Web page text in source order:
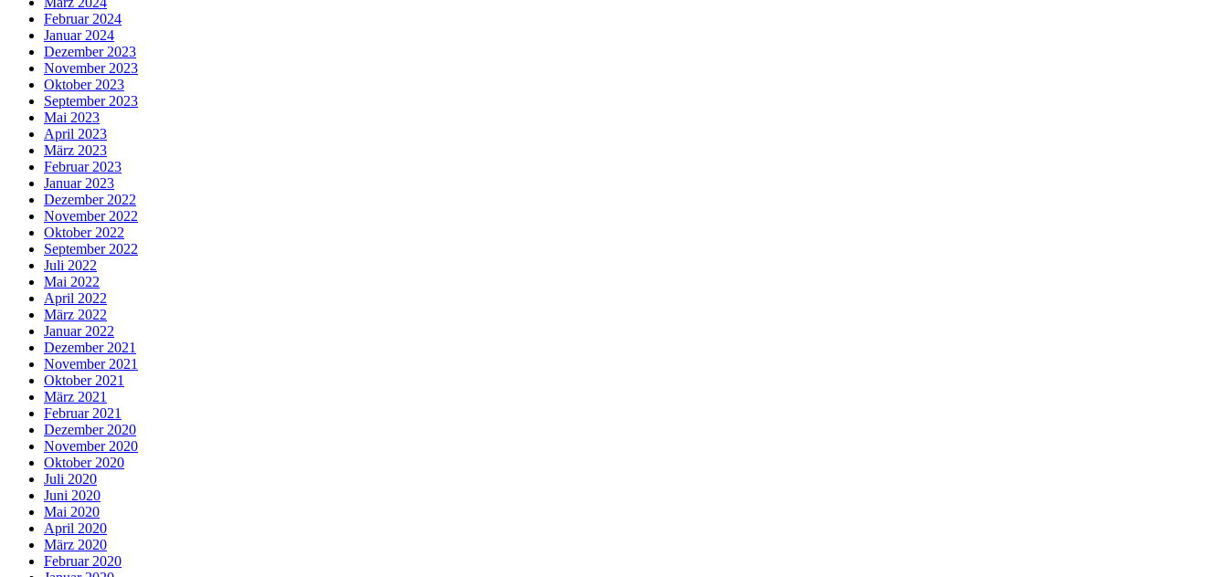
Februar 2024
Januar 2024
Dezember 2023
November 2023
Oktober 2023
September 2023
Mai 2023
April 2023
März 2023
Februar 2023
Januar 2023
Dezember 2022
November 2022
Oktober 2022
September 2022
Juli 2022
Mai 2022
April 2022
März 2022
Januar 2022
Dezember 2021
November 2021
Oktober 2021
März 2021
Februar 2021
Dezember 2020
November 2020
Oktober 2020
Juli 2020
Juni 2020
Mai 2020
April 2020
März 2020
Februar 2020